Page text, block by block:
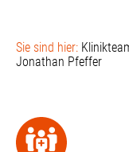
Sie sind hier:
Jonathan Pfeffer